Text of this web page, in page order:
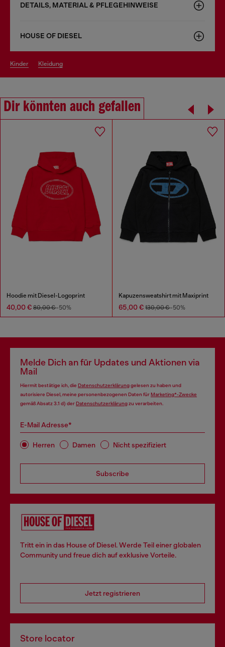
DETAILS, MATERIAL & PFLEGEHINWEISE
HOUSE OF DIESEL
kinder kleidung
Dir könnten auch gefallen
Hoodie mit Diesel-Logoprint
40,00 € 80,00 €-50%
Kapuzensweatshirt mit Maxiprint
65,00 € 130,00 €-50%
Melde Dich an für Updates und Aktionen via
Mail
Hiermit bestätige ich, die Datenschutzerklärunggelesen zu haben und
autorisiere Diesel, meine personenbezogenen Daten fürMarketing*-Zwecke
gemäß Absatz 3.1 d) derDatenschutzerklärungzu verarbeiten.
E-Mail Adresse*
Herren Damen Nicht spezifiziert
Subscribe
Tritt ein in das House of Diesel. Werde Teil einer globalen
Community und freue dich auf exklusive Vorteile.
Jetzt registrieren
Store locator